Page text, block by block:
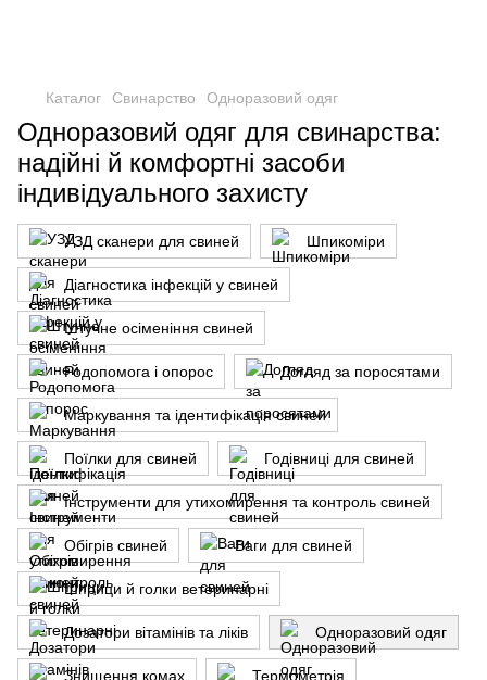
Каталог Свинарство Одноразовий одяг
Одноразовий одяг для свинарства:
надійні й комфортні засоби
індивідуального захисту
УЗД сканери для свиней Шпикоміри
Діагностика інфекцій у свиней
Штучне осіменіння свиней
Родопомога і опорос Догляд за поросятами
Маркування та ідентифікація свиней
Поїлки для свиней Годівниці для свиней
Інструменти для утихомирення та контроль свиней
Обігрів свиней Ваги для свиней
Шприци й голки ветеринарні
Дозатори вітамінів та ліків Одноразовий одяг
Знищення комах Термометрія